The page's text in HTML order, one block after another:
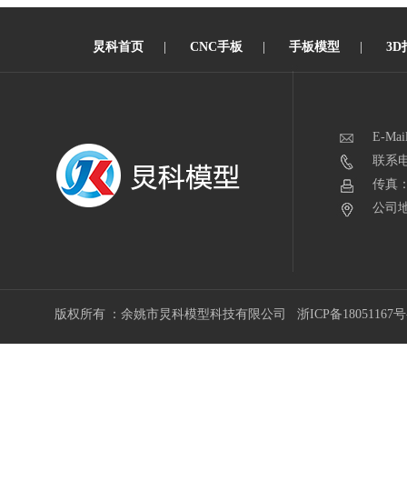
炅科首页 | CNC手板 | 手板模型 | 3D
E-
联系
传真
公司
版权所有 ：余姚市炅科模型科技有限公司 浙ICP备18051167